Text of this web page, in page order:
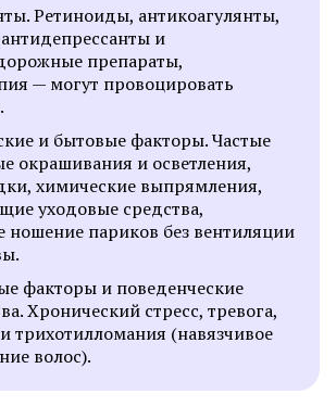
Ретиноиды, антикоагулянты,
и
препараты,
— могут провоцировать
и бытовые факторы. Частые
окрашивания и осветления,
химические выпрямления,
уходовые средства,
ношение париков без вентиляции
факторы и поведенческие
Хронический стресс, тревога,
трихотилломания (навязчивое
волос).